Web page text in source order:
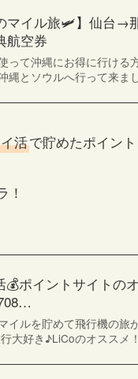
のマイル旅🛩】仙
航空券
って沖縄にお得に行ける
縄とソウルへ行って来
活で貯めたポイン
！
💰ポイントサイトの
イルを貯めて飛行機の
大好き♪LiCoのオスス